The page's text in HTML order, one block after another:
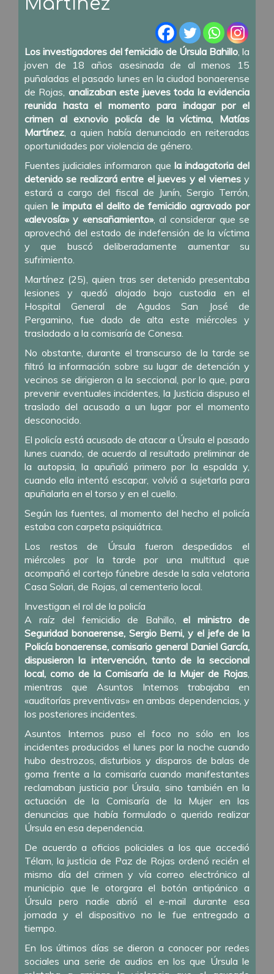
Los investigadores del femicidio de Úrsula Bahillo , la
joven de 18 años asesinada de al menos 15
puñaladas el pasado lunes en la ciudad bonaerense
de Rojas, analizaban este jueves toda la evidencia
reunida hasta el momento para indagar por el
crimen al exnovio policía de la víctima, Matías
Martínez , a quien había denunciado en reiteradas
oportunidades por violencia de género.
Fuentes judiciales informaron que la indagatoria del
detenido se realizará entre el jueves y el viernesy
estará a cargo del fiscal de Junín, Sergio Terrón,
quien le imputa el delito de femicidio agravado por
«alevosía» y «ensañamiento», al considerar que se
aprovechó del estado de indefensión de la víctima
y que buscó deliberadamente aumentar su
sufrimiento.
Martínez (25), quien tras ser detenido presentaba
lesiones y quedó alojado bajo custodia en el
Hospital General de Agudos San José de
Pergamino, fue dado de alta este miércoles y
trasladado a la comisaría de Conesa.
No obstante, durante el transcurso de la tarde se
filtró la información sobre su lugar de detención y
vecinos se dirigieron a la seccional, por lo que, para
prevenir eventuales incidentes, la Justicia dispuso el
traslado del acusado a un lugar por el momento
desconocido.
El policía está acusado de atacar a Úrsula el pasado
lunes cuando, de acuerdoal resultado preliminar de
la autopsia , la apuñaló primero por la espalda y,
cuando ella intentó escapar, volvió a sujetarla para
apuñalarla en el torso y en el cuello.
Según las fuentes, al momento del hecho el policía
estaba con carpeta psiquiátrica.
Los restos de Úrsula fueron despedidos el
miércoles por la tarde por una multitud que
acompañó el cortejo fúnebre desde la sala velatoria
Casa Solari, de Rojas, al cementerio local.
Investigan el rol de la policía
A raíz del femicidio de Bahillo, el ministro de
Seguridad bonaerense, Sergio Berni, y el jefe de la
Policía bonaerense, comisario general Daniel García,
dispusieron la intervención, tanto de la seccional
local, como de la Comisaría de la Mujer de Rojas
mientras que Asuntos Internos trabajaba en
«auditorías preventivas» en ambas dependencias, y
los posteriores incidentes.
Asuntos Internos puso el foco no sólo en los
incidentes producidos el lunes por la noche cuando
hubo destrozos, disturbios y disparos de balas de
goma frente a la comisaría cuando manifestantes
reclamaban justicia por Úrsula, sino también en la
actuación de la Comisaría de la Mujer en las
denuncias que había formulado o querido realizar
Úrsula en esa dependencia.
De acuerdo a oficios policiales a los que accedió
Télam, la justicia de Paz de Rojas ordenó recién el
mismo día del crimen y vía correo electrónico al
municipio que le otorgara el botón antipánico a
Úrsula pero nadie abrió el e-mail durante esa
jornada y el dispositivo no le fue entregado a
tiempo.
En los últimos días se dieron a conocer por redes
sociales una serie de audios en los que Úrsula le